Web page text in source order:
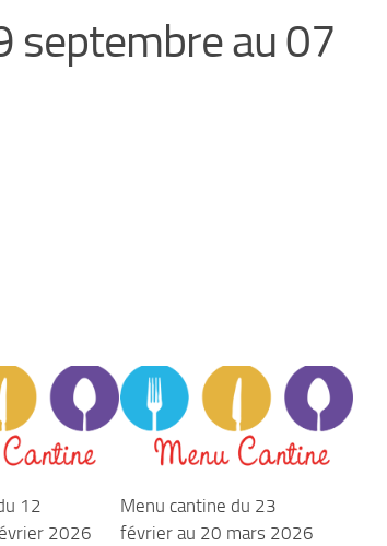
septembre au 07
12
2026
Menu cantine du 23
février au 20 mars 2026